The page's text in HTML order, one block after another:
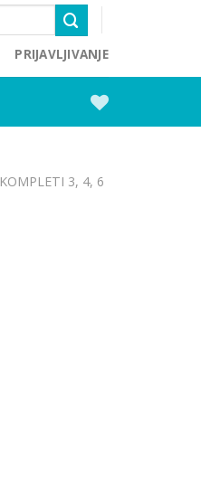
PRIJAVLJIVANJE
KOMPLETI 3, 4, 6